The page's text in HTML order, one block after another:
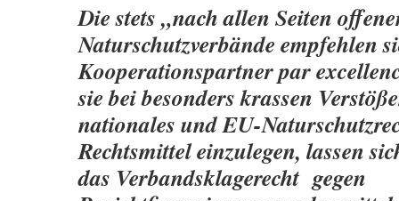
Die stets „nach allen Seiten
Naturschutzverbände empfehlen
Kooperationspartner par
sie bei besonders krassen
nationales und EU-
Rechtsmittel einzulegen, lassen
das Verbandsklagerecht gegen